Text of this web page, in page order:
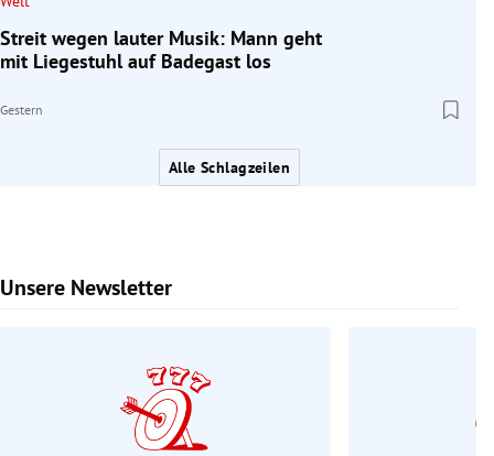
Streit wegen lauter Musik: Mann geht
mit Liegestuhl auf Badegast los
Gestern
Alle Schlagzeilen
Unsere Newsletter
Slide 1 von 6